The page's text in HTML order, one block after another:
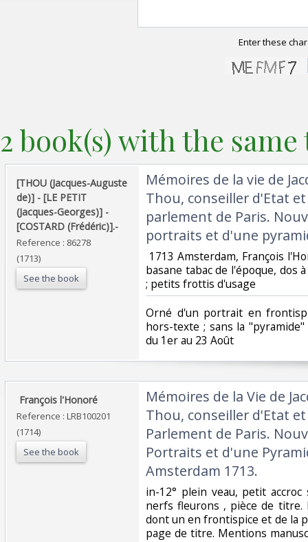
Enter these
2 book(s) with the
‎[THOU (Jacques-Auguste
de)] - [LE PETIT
(Jacques-Georges)] -
[COSTARD (Frédéric)].-‎
Reference : 86278
(1713)
See the book
‎Mémoires de la vie de
Thou, conseiller d'Etat
parlement de Paris.
portraits et d'une
1713 Amsterdam, François
basane tabac de l'époque, dos
; petits frottis d'usage ‎
‎Orné d'un portrait en
hors-texte ; sans la
du 1er au 23 Août‎
‎ François l'Honoré‎
Reference : LRB100201
(1714)
See the book
‎Mémoires de la Vie de
Thou, conseiller d'Etat
Parlement de Paris.
Portraits et d'une
Amsterdam 1713.‎
‎in-12° plein veau, petit
nerfs fleurons , pièce de
dont un en frontispice et de la
page de titre. Mentions